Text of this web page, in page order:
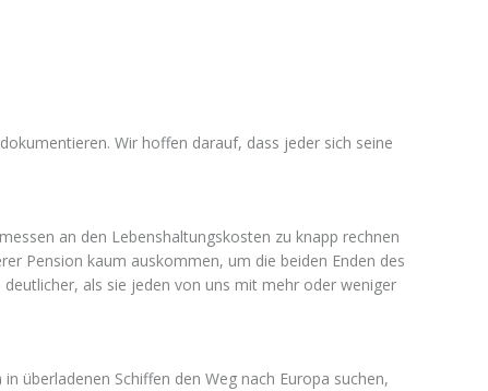
Wir hoffen darauf, dass jeder sich seine
an den Lebenshaltungskosten zu knapp rechnen
Pension kaum auskommen, um die beiden Enden des
als sie jeden von uns mit mehr oder weniger
überladenen Schiffen den Weg nach Europa suchen,